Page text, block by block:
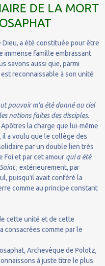
DE LA MORT
Dieu, a été constituée pour être
immense famille embrassant
savons aussi que, parmi
reconnaissable à son unité
pouvoir m'a été donné au ciel
nations faites des disciples.
la charge que lui-même
il a voulu que le collège des
par un double lien très
Foi et par cet amour qui a été
; extérieurement, par
puisqu'il avait conféré la
comme au principe constant
cette unité et de cette
consacrées comme par le
Archevêque de Polotz,
à juste titre le plus